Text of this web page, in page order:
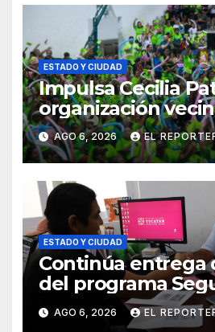
ESTADO Y CIUDAD
Impulsa Cecilia
organización
Mérida y suma a
vigilancia en la
social del delito
AGO 6, 2026 EL
ESTADO Y CIUDAD
Continúa entrega
del programa
Mar
AGO 6, 2026 EL